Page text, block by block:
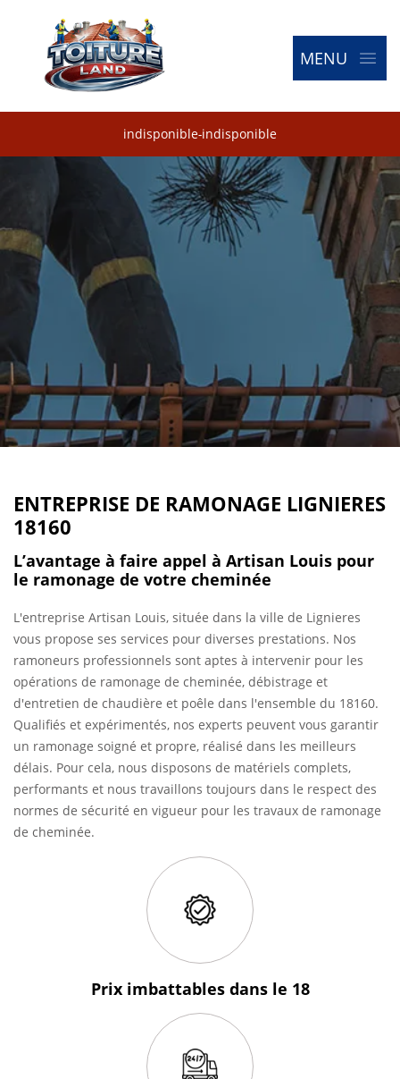
MENU
indisponible-indisponible
ENTREPRISE DE RAMONAGE LIGNIERES
18160
L’avantage à faire appel à Artisan Louis pour
le ramonage de votre cheminée
L'entreprise Artisan Louis, située dans la ville de Lignieres
vous propose ses services pour diverses prestations. Nos
ramoneurs professionnels sont aptes à intervenir pour les
opérations de ramonage de cheminée, débistrage et
d'entretien de chaudière et poêle dans l'ensemble du 18160.
Qualifiés et expérimentés, nos experts peuvent vous garantir
un ramonage soigné et propre, réalisé dans les meilleurs
délais. Pour cela, nous disposons de matériels complets,
performants et nous travaillons toujours dans le respect des
normes de sécurité en vigueur pour les travaux de ramonage
de cheminée.
Prix imbattables dans le 18